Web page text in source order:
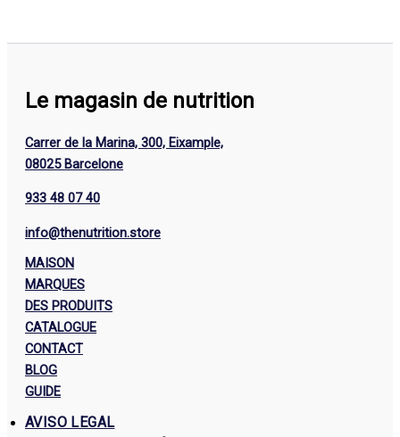
Le magasin de nutrition
Carrer de la Marina, 300, Eixample,
08025 Barcelone
933 48 07 40
info@thenutrition.store
MAISON
MARQUES
DES PRODUITS
CATALOGUE
CONTACT
BLOG
GUIDE
AVISO LEGAL